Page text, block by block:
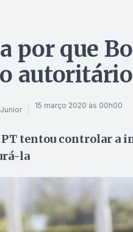
por que
autoritário
15 março 2020 às 00h00
PT tentou controlar a
la